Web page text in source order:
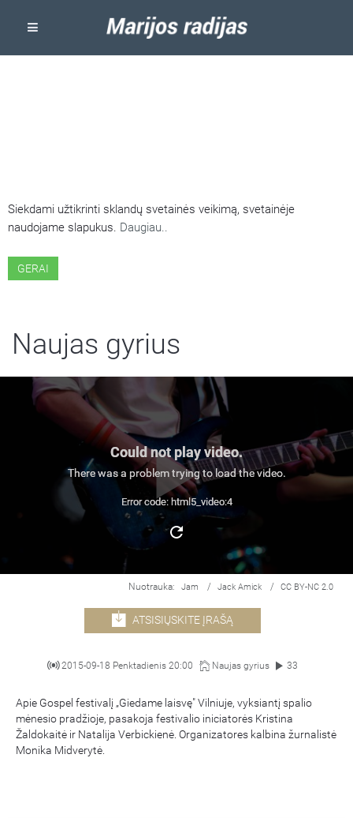
Siekdami užtikrinti sklandų svetainės veikimą, svetainėje
naudojame slapukus. Daugiau..
GERAI
Naujas gyrius
Could not play video.
There was a problem trying to load the video.
Error code: html5_video:4
Nuotrauka: Jam / Jack Amick / CC BY-NC 2.0
ATSISIŲSKITE ĮRAŠĄ
2015-09-18 Penktadienis 20:00 Naujas gyrius 33
Apie Gospel festivalį „Giedame laisvę" Vilniuje, vyksiantį spalio
mėnesio pradžioje, pasakoja festivalio iniciatorės Kristina
Žaldokaitė ir Natalija Verbickienė. Organizatores kalbina žurnalistė
Monika Midverytė.